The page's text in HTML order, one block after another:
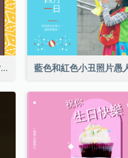
黃褐色遊戲插圖愚人節明信片